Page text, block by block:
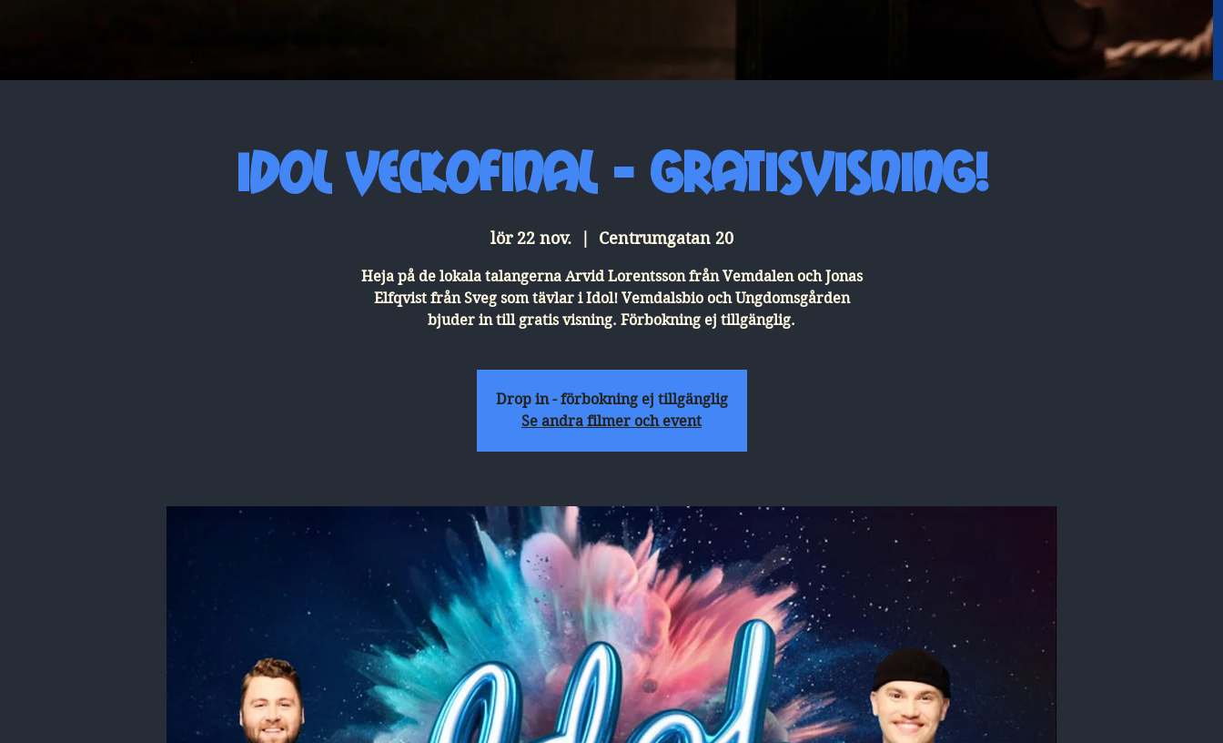
IDOL Veckofinal - gratisvisning!
lör 22 nov.
  |
Centrumgatan 20
Heja på de lokala talangerna Arvid Lorentsson från Vemdalen och Jonas
Elfqvist från Sveg som tävlar i Idol! Vemdalsbio och Ungdomsgården
bjuder in till gratis visning. Förbokning ej tillgänglig.
Drop in - förbokning ej tillgänglig
Se andra filmer och event